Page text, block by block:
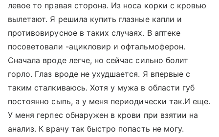
левое то правая сторона. Из носа корки с кровью
вылетают. Я решила купить глазные капли и
противовирусное в таких случаях. В аптеке
посоветовали -ацикловир и офтальмоферон.
Сначала вроде легче, но сейчас сильно болит
горло. Глаз вроде не ухудшается. Я впервые с
таким сталкиваюсь. Хотя у мужа в области губ
постоянно сыпь, а у меня периодически так.И еще.
У меня герпес обнаружен в крови при взятии на
анализ. К врачу так быстро попасть не могу.